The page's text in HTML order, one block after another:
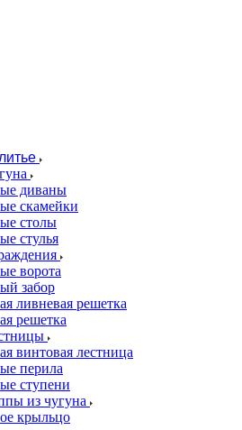
диваны
скамейки
столы
стулья
ворота
забор
ливневая решетка
решетка
винтовая лестница
перила
ступени
из чугуна
крыльцо